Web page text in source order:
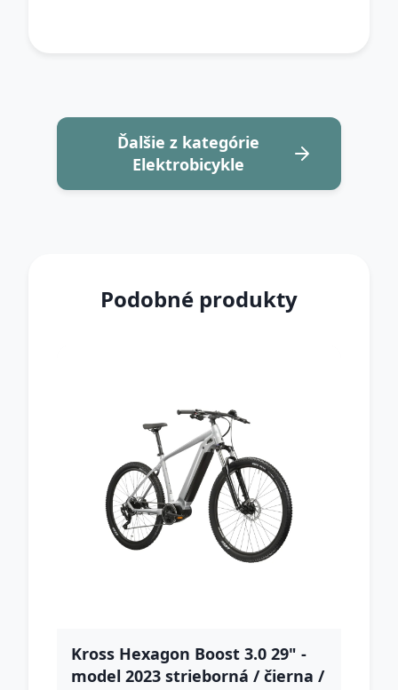
Ďalšie z kategórie
Elektrobicykle
Podobné produkty
Kross Hexagon Boost 3.0 29" -
model 2023 strieborná / čierna /